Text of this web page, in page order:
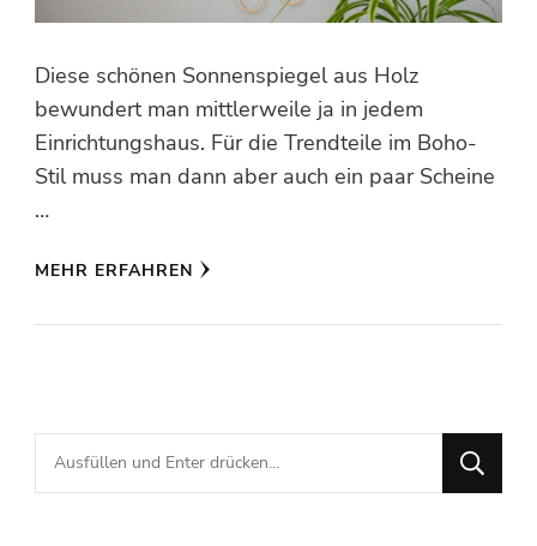
Diese schönen Sonnenspiegel aus Holz
bewundert man mittlerweile ja in jedem
Einrichtungshaus. Für die Trendteile im Boho-
Stil muss man dann aber auch ein paar Scheine
…
MEHR ERFAHREN
Suchst
du